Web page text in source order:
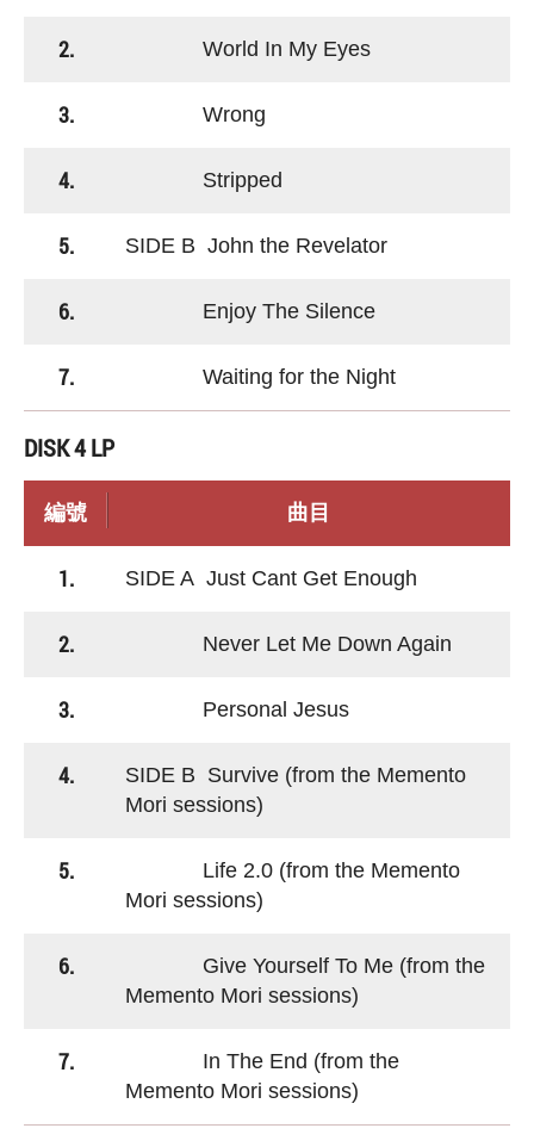
2. World In My Eyes
3. Wrong
4. Stripped
5. SIDE B John the Revelator
6. Enjoy The Silence
7. Waiting for the Night
DISK 4 LP
編號 曲目
1. SIDE A Just Cant Get Enough
2. Never Let Me Down Again
3. Personal Jesus
4.
SIDE B Survive (from the Memento
Mori sessions)
5.
Life 2.0 (from the Memento
Mori sessions)
6.
Give Yourself To Me (from the
Memento Mori sessions)
7.
In The End (from the
Memento Mori sessions)